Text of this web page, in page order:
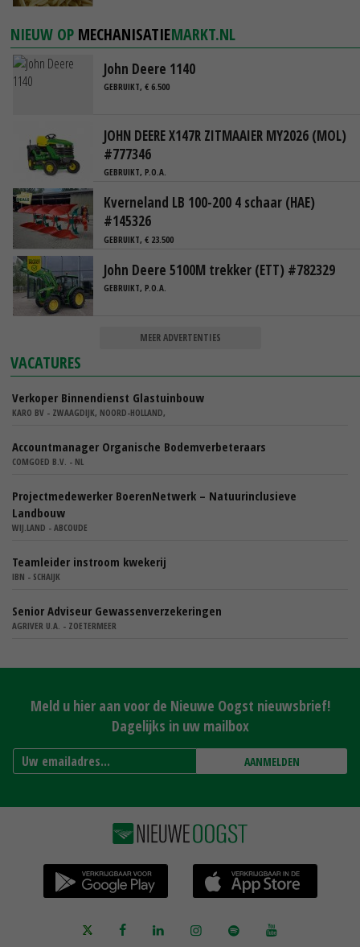
NIEUW OP MECHANISATIEMARKT.NL
John Deere 1140
GEBRUIKT, € 6.500
JOHN DEERE X147R ZITMAAIER MY2026 (MOL)
#777346
GEBRUIKT, P.O.A.
Kverneland LB 100-200 4 schaar (HAE)
#145326
GEBRUIKT, € 23.500
John Deere 5100M trekker (ETT) #782329
GEBRUIKT, P.O.A.
MEER ADVERTENTIES
VACATURES
Verkoper Binnendienst Glastuinbouw
KARO BV - ZWAAGDIJK, NOORD-HOLLAND,
Accountmanager Organische Bodemverbeteraars
COMGOED B.V. - NL
Projectmedewerker BoerenNetwerk – Natuurinclusieve
Landbouw
WIJ.LAND - ABCOUDE
Teamleider instroom kwekerij
IBN - SCHAIJK
Senior Adviseur Gewassenverzekeringen
AGRIVER U.A. - ZOETERMEER
Meld u hier aan voor de Nieuwe Oogst nieuwsbrief!
Dagelijks in uw mailbox
AANMELDEN